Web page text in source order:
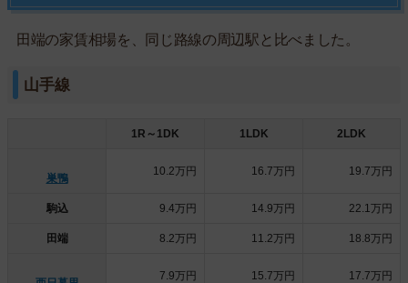
田端の家賃相場を、同じ路線の周辺駅と比べました。
山手線
1R～1DK 1LDK 2LDK
巣鴨
10.2万円 16.7万円 19.7万円
駒込 9.4万円 14.9万円 22.1万円
田端 8.2万円 11.2万円 18.8万円
7.9万円 15.7万円 17.7万円